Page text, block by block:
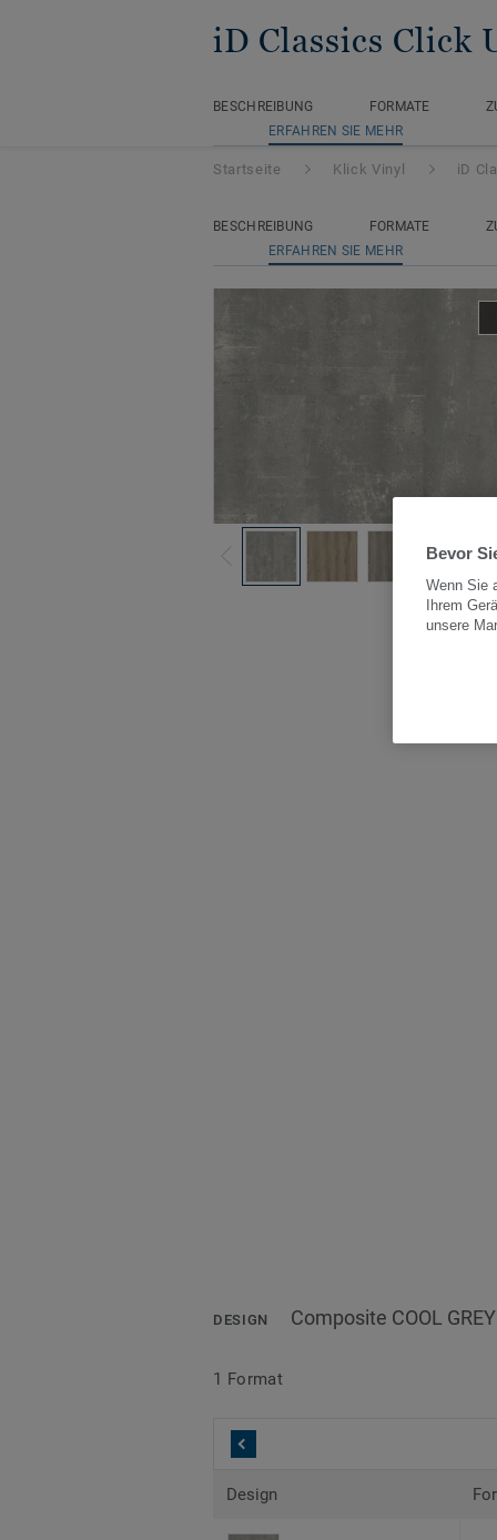
iD Classics Click
BESCHREIBUNG FORMATE
ERFAHREN SIE MEHR
Startseite Klick Vinyl iD
BESCHREIBUNG FORMATE
ERFAHREN SIE MEHR
Alle
DESIGN Composite COOL GREY
1 Format
Design
Bevor
Wenn Sie
Ihrem
unsere